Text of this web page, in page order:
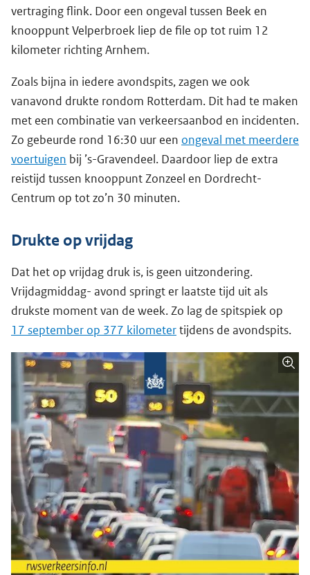
vertraging flink. Door een ongeval tussen Beek en
knooppunt Velperbroek liep de file op tot ruim 12
kilometer richting Arnhem.
Zoals bijna in iedere avondspits, zagen we ook
vanavond drukte rondom Rotterdam. Dit had te maken
met een combinatie van verkeersaanbod en incidenten.
Zo gebeurde rond 16:30 uur een ongeval met meerdere
voertuigen bij ’s-Gravendeel. Daardoor liep de extra
reistijd tussen knooppunt Zonzeel en Dordrecht-
Centrum op tot zo’n 30 minuten.
Drukte op vrijdag
Dat het op vrijdag druk is, is geen uitzondering.
Vrijdagmiddag- avond springt er laatste tijd uit als
drukste moment van de week. Zo lag de spitspiek op
17 september op 377 kilometertijdens de avondspits.